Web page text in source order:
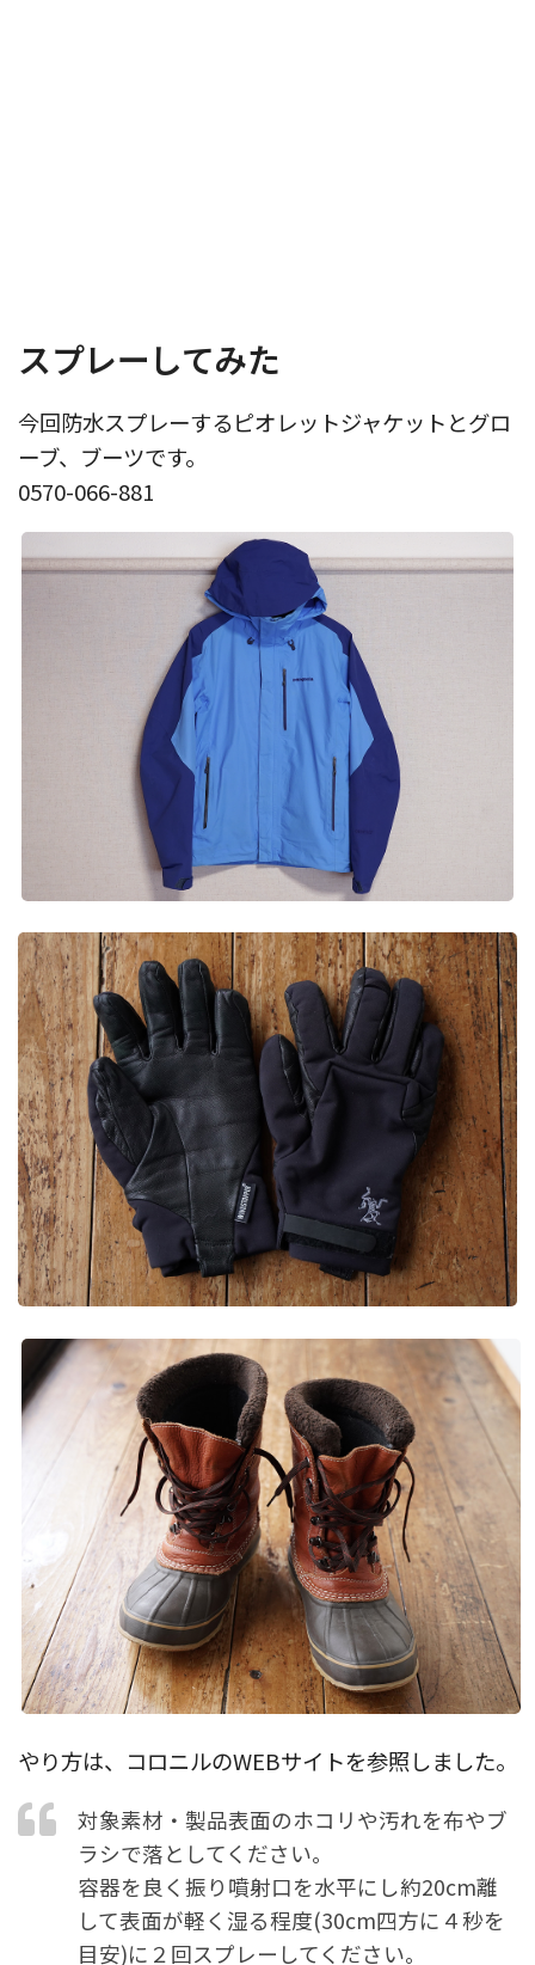
スプレーしてみた
今回防水スプレーするピオレットジャケットとグロ
ーブ、ブーツです。
0570-066-881
やり方は、コロニルのWEBサイトを参照しました。
対象素材・製品表面のホコリや汚れを布やブ
ラシで落としてください｡
容器を良く振り噴射口を水平にし約20cm離
して表面が軽く湿る程度(30cm四方に４秒を
目安)に２回スプレーしてください｡